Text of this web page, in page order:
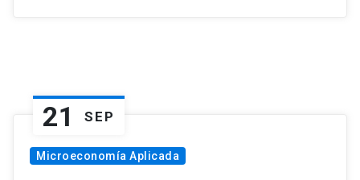
21 SEP
Microeconomía Aplicada